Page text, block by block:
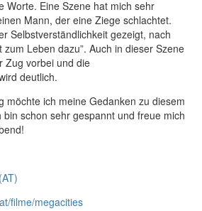
Worte. Eine Szene hat mich sehr
Mann, der eine Ziege schlachtet.
Selbstverständlichkeit gezeigt, nach
zum Leben dazu”. Auch in dieser Szene
Zug vorbei und die
deutlich.
möchte ich meine Gedanken zu diesem
schon sehr gespannt und freue mich
filme/megacities